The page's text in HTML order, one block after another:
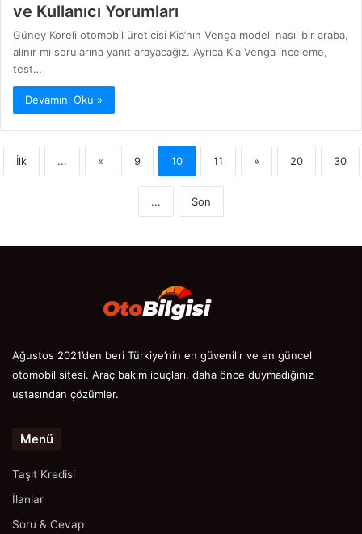
ve Kullanıcı Yorumları
Güney Koreli otomobil üreticisi Kia’nın Venga modeli nasıl bir araba,
alınır mı sorularına yanıt arayacağız. Ayrıca Kia Venga inceleme,
test…
Devamını Oku »
İlk ... « 9 10 11 » 20 30
... Son
Ağustos 2021’den beri Türkiye’nin en güvenilir ve en güncel
otomobil sitesi. Araç bakım ipuçları, daha önce duymadığınız
ustasından çözümler.
Menü
Taşıt Kredisi
İlanlar
Soru & Cevap